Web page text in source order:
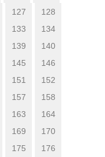
127
128
133
134
139
140
145
146
151
152
157
158
163
164
169
170
175
176